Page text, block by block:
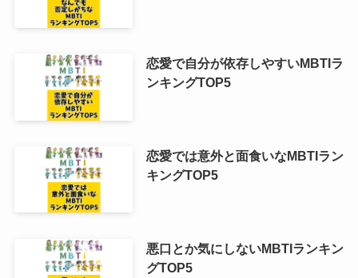
恋愛で自分が依存しやすいMBTIラ
ンキングTOP5
恋愛では意外と面食いなMBTIラン
キングTOP5
悪口とか気にしないMBTIランキン
グTOP5